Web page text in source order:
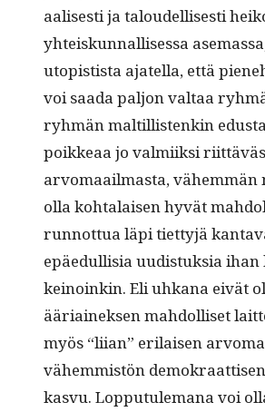
aalis­es­ti ja taloudel­lis­es­ti
yhteiskun­nal­lises­sa
utopis­tista ajatel­la, että
voi saa­da paljon val­taa
ryh­män maltil­lis­tenkin
poikkeaa jo valmi­ik­si
arvo­maail­mas­ta,
olla kohta­laisen hyvät
run­not­tua läpi tiet­tyjä
epäedullisia uud­is­tuk­sia
keinoinkin. Eli uhkana eivät
ääri­ainek­sen mah­dol­liset
myös “liian” eri­laisen
vähem­mistön
kasvu. Lop­putule­m­ana voi